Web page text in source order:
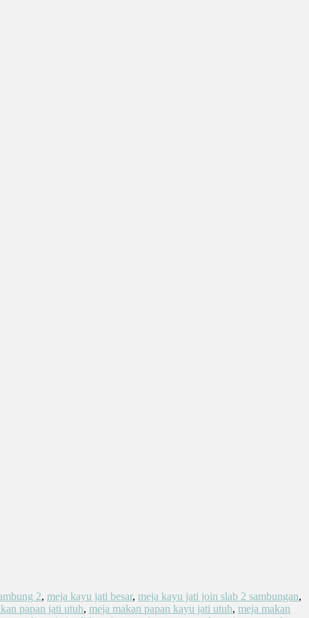
2, meja kayu jati besar, meja kayu jati join slab 2 sambungan,
papan jati utuh, meja makan papan kayu jati utuh, meja makan